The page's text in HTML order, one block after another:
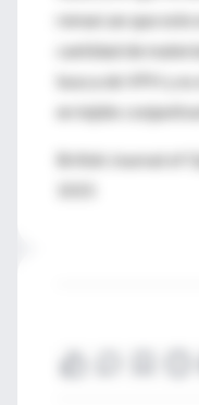
remarcan que
cantidad de
busca de VPH y
en tejido
British Journal of